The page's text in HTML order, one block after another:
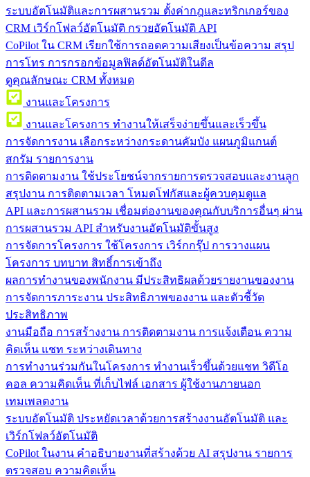
ระบบอัตโนมัติและการผสานรวม ตั้งค่ากฎและทริกเกอร์ของ
CRM เวิร์กโฟลว์อัตโนมัติ กรวยอัตโนมัติ API
CoPilot ใน CRM เรียกใช้การถอดความเสียงเป็นข้อความ สรุป
การโทร การกรอกข้อมูลฟิลด์อัตโนมัติในดีล
ดูคุณลักษณะ CRM ทั้งหมด
งานและโครงการ
งานและโครงการ ทำงานให้เสร็จง่ายขึ้นและเร็วขึ้น
การจัดการงาน เลือกระหว่างกระดานคัมบัง แผนภูมิแกนต์
สกรัม รายการงาน
การติดตามงาน ใช้ประโยชน์จากรายการตรวจสอบและงานลูก
สรุปงาน การติดตามเวลา โหมดโฟกัสและผู้ควบคุมดูแล
API และการผสานรวม เชื่อมต่องานของคุณกับบริการอื่นๆ ผ่าน
การผสานรวม API สำหรับงานอัตโนมัติขั้นสูง
การจัดการโครงการ ใช้โครงการ เวิร์กกรุ๊ป การวางแผน
โครงการ บทบาท สิทธิ์การเข้าถึง
ผลการทำงานของพนักงาน มีประสิทธิผลด้วยรายงานของงาน
การจัดการภาระงาน ประสิทธิภาพของงาน และตัวชี้วัด
ประสิทธิภาพ
งานมือถือ การสร้างงาน การติดตามงาน การแจ้งเตือน ความ
คิดเห็น แชท ระหว่างเดินทาง
การทำงานร่วมกันในโครงการ ทํางานเร็วขึ้นด้วยแชท วิดีโอ
คอล ความคิดเห็น ที่เก็บไฟล์ เอกสาร ผู้ใช้งานภายนอก
เทมเพลตงาน
ระบบอัตโนมัติ ประหยัดเวลาด้วยการสร้างงานอัตโนมัติ และ
เวิร์กโฟลว์อัตโนมัติ
CoPilot ในงาน คำอธิบายงานที่สร้างด้วย AI สรุปงาน รายการ
ตรวจสอบ ความคิดเห็น